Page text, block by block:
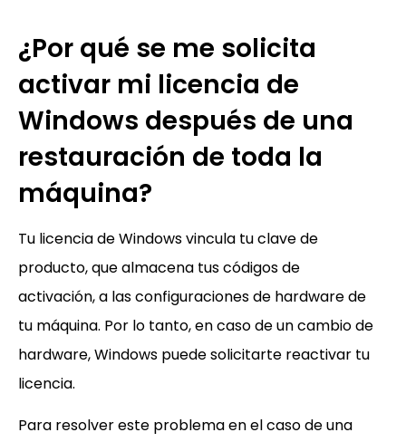
¿Por qué se me solicita
activar mi licencia de
Windows después de una
restauración de toda la
máquina?
Tu licencia de Windows vincula tu clave de
producto, que almacena tus códigos de
activación, a las configuraciones de hardware de
tu máquina. Por lo tanto, en caso de un cambio de
hardware, Windows puede solicitarte reactivar tu
licencia.
Para resolver este problema en el caso de una